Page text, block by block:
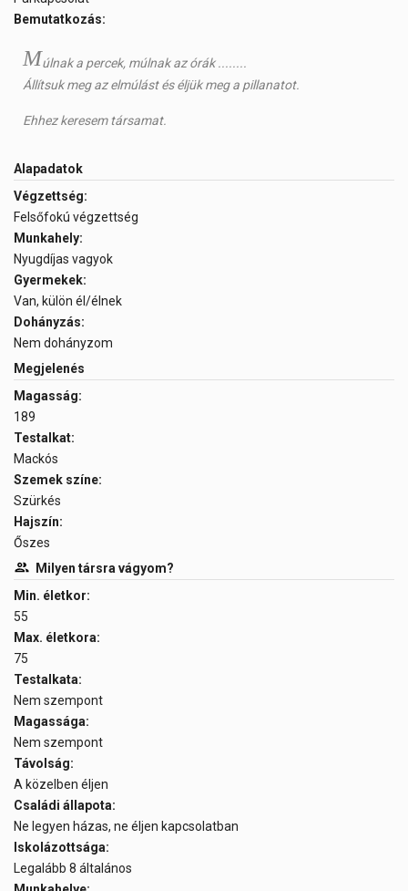
Bemutatkozás:
Múlnak a percek, múlnak az órák ........
Állítsuk meg az elmúlást és éljük meg a pillanatot.
Ehhez keresem társamat.
Alapadatok
Végzettség:
Felsőfokú végzettség
Munkahely:
Nyugdíjas vagyok
Gyermekek:
Van, külön él/élnek
Dohányzás:
Nem dohányzom
Megjelenés
Magasság:
189
Testalkat:
Mackós
Szemek színe:
Szürkés
Hajszín:
Őszes
Milyen társra vágyom?
Min. életkor:
55
Max. életkora:
75
Testalkata:
Nem szempont
Magassága:
Nem szempont
Távolság:
A közelben éljen
Családi állapota:
Ne legyen házas, ne éljen kapcsolatban
Iskolázottsága:
Legalább 8 általános